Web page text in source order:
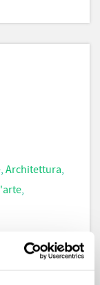
, Architettura,
,